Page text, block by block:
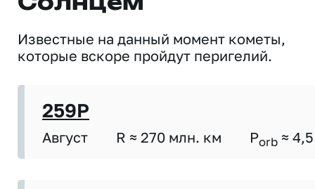
Известные на данный момент кометы,
которые вскоре пройдут перигелий.
259P
Август R ≈ 270 млн. км Porb ≈ 4,5